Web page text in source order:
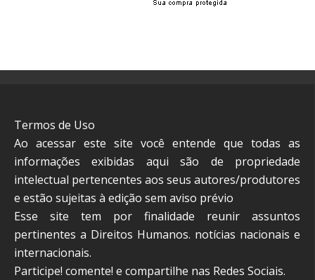
Termos de Uso
Ao acessar este site você entende que todas as
informações exibidas aqui são de propriedade
intelectual pertencentes aos seus autores/produtores
e estão sujeitas à edição sem aviso prévio
Esse site tem por finalidade reunir assuntos
pertinentes a Direitos Humanos. notícias nacionais e
internacionais.
Participe! comente! e compartilhe nas Redes Sociais.